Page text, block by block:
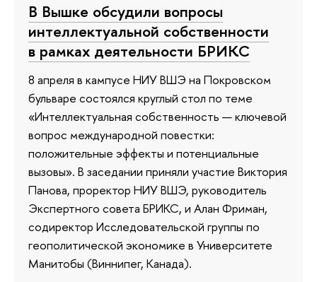
В Вышке обсудили вопросы
интеллектуальной собственности
в рамках деятельности БРИКС
8 апреля в кампусе НИУ ВШЭ на Покровском
бульваре состоялся круглый стол по теме
«Интеллектуальная собственность — ключевой
вопрос международной повестки:
положительные эффекты и потенциальные
вызовы». В заседании приняли участие Виктория
Панова, проректор НИУ ВШЭ, руководитель
Экспертного совета БРИКС, и Алан Фриман,
содиректор Исследовательской группы по
геополитической экономике в Университете
Манитобы (Виннипег, Канада).